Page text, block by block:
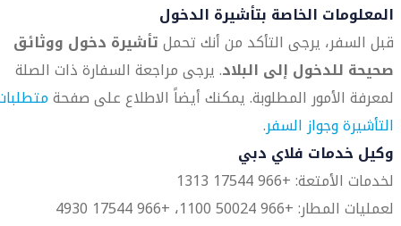
المعلومات الخاصة بتأشيرة الدخول
قبل السفر، يرجى التأكد من أنك تحملتأشيرة دخول ووثائق
صحيحة للدخول إلى البلاد. يرجى مراجعة السفارة ذات الصلة
لمعرفة الأمور المطلوبة. يمكنك أيضاً الاطلاع على صفحة
التأشيرة وجواز السفر.
وكيل خدمات فلاي دبي
لخدمات الأمتعة: +966 17544 1313
لعمليات المطار: +966 50024 1100، +966 17544 4930